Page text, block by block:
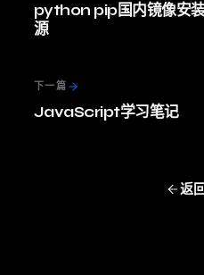
python pip国内镜像安
源
下一篇
JavaScript学习笔记
返